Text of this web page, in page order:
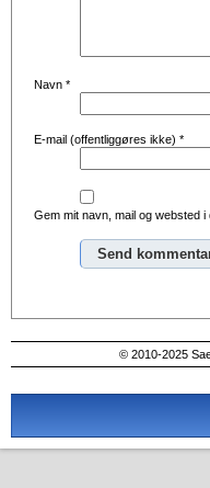
Navn *
E-mail (offentliggøres ikke) *
Gem mit navn, mail og websted
© 2010-2025